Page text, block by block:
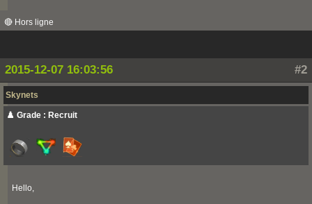
🔴 Hors ligne
#2
2015-12-07 16:03:56
Skynets
♟️ Grade : Recruit
Hello,